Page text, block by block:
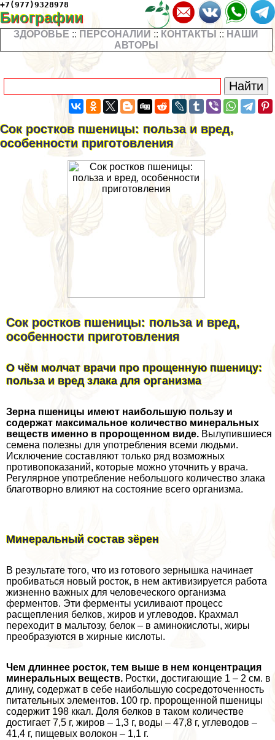
+7(977)9328978
Биографии
ЗДОРОВЬЕ :: ПЕРСОНАЛИИ :: КОНТАКТЫ :: НАШИ
АВТОРЫ
Сок ростков пшеницы: польза и вред,
особенности приготовления
Сок ростков пшеницы: польза и вред,
особенности приготовления
О чём молчат врачи про прощенную пшеницу:
польза и вред злака для организма
Зерна пшеницы имеют наибольшую пользу и
содержат максимальное количество минеральных
веществ именно в пророщенном виде. Вылупившиеся
семена полезны для употрeбления всеми людьми.
Исключение составляют только ряд возможных
противопоказаний, которые можно уточнить у врача.
Регулярное употрeбление небольшого количество злака
благотворно влияют на состояние всего организма.
Минеральный состав зёрен
В результате того, что из готового зернышка начинает
пробиваться новый росток, в нем активизируется работа
жизненно важных для человеческого организма
ферментов. Эти ферменты усиливают процесс
расщепления белков, жиров и углеводов. Крахмал
переходит в мальтозу, белок – в аминокислоты, жиры
преобразуются в жирные кислоты.
Чем длиннее росток, тем выше в нем концентрация
минеральных веществ. Ростки, достигающие 1 – 2 см. в
длину, содержат в себе наибольшую сосредоточенность
питательных элементов. 100 гр. пророщенной пшеницы
содержит 198 ккал. Доля белков в таком количестве
достигает 7,5 г, жиров – 1,3 г, воды – 47,8 г, углеводов –
41,4 г, пищевых волокон – 1,1 г.